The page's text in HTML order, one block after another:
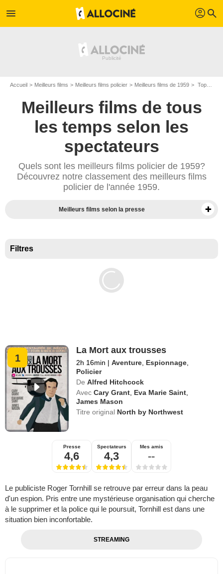
menu profil search
Accueil Meilleurs films Meilleurs films policier Meilleurs films de 1959 Top films policier de 1959
Meilleurs films de tous
les temps selon les
spectateurs
Quels sont les meilleurs films policier de 1959?
Découvrez notre classement des meilleurs films
policier de l'année 1959.
Meilleurs films selon la presse
Filtres
1
La Mort aux trousses
2h 16min | Aventure Espionnage
Policier
De Alfred Hitchcock
Avec Cary Grant Eva Marie Saint
James Mason
Titre original North by Northwest
Presse
4,6
Spectateurs
4,3
Mes amis
--
Le publiciste Roger Tornhill se retrouve par erreur dans la peau
d'un espion. Pris entre une mystérieuse organisation qui cherche
à le supprimer et la police qui le poursuit, Tornhill est dans une
situation bien inconfortable.
STREAMING